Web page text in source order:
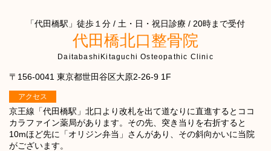
「代田橋駅」徒歩１分 / 土・日・祝日診療 / 20時まで受付
代田橋北口整骨院
DaitabashiKitaguchi Osteopathic Clinic
〒156-0041 東京都世田谷区大原2-26-9 1F
アクセス
京王線「代田橋駅」北口より改札を出て道なりに直進するとココ
カラファイン薬局があります。その先、突き当りを右折すると
10mほど先に「オリジン弁当」さんがあり、その斜向かいに当院
がございます。